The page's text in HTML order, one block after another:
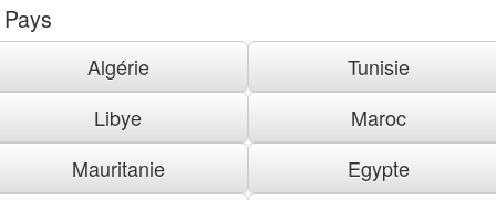
Pays
Algérie
Tunisie
Libye
Maroc
Mauritanie
Egypte